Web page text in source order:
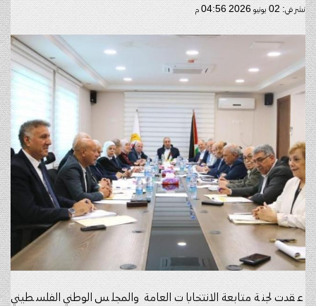
نشر في: 02 يونيو 2026 04:56 م
عقدت لجنة متابعة الانتخابات العامة والمجلس الوطني الفلسطيني